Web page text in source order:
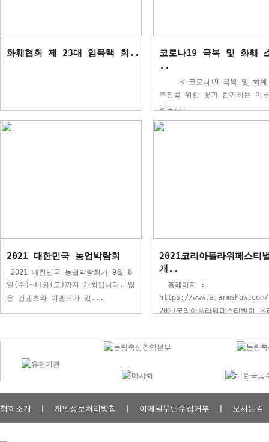
화훼협회 제 23대 임육택 회..
코로나19 극복 및 화훼
..
< 코로나19 극복 및 화훼
촉진을 위한 꽃과 함께하는 아
나눔...
2021 대한민국 농업박람회
2021 대한민국 농업박람회가 9월 8
일(수)~11일(토)까지 개최됩니다. 많
은 컨텐츠와 이벤트가 있...
2021코리아플라워페스티
개..
홈페이지 :
https://
2021코리아플라워페스티벌이 온
협회소개 개인정보처리방침 이메일무단수집거부 오시는길